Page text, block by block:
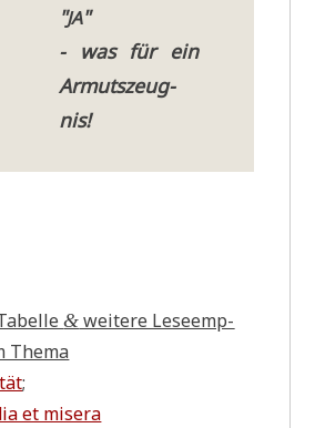
"JA"
- was für ein
Armuts­zeug­
nis!
& wei­te­re Lese­emp­
Thema
;
et mise­ra